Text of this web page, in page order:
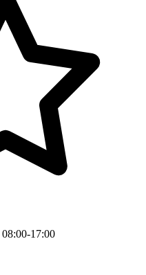
08:00-17:00